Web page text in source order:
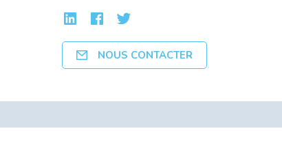
NOUS CONTACTER